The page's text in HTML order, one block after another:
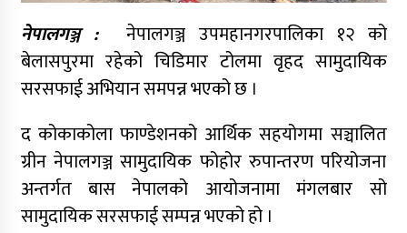
नेपालगञ्ज :
नेपालगञ्ज उपमहानगरपालिका १२ को
बेलासपुरमा रहेको चिडिमार टोलमा वृहद सामुदायिक
सरसफाई अभियान समपन्न भएको छ ।
द कोकाकोला फाण्डेशनको आर्थिक सहयोगमा सञ्चालित
ग्रीन नेपालगञ्ज सामुदायिक फोहोर रुपान्तरण परियोजना
अन्तर्गत बास नेपालको आयोजनामा मंगलबार सो
सामुदायिक सरसफाई सम्पन्न भएको हो ।